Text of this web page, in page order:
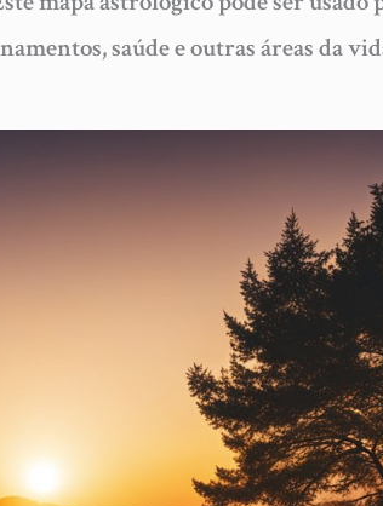
saúde e outras áreas da